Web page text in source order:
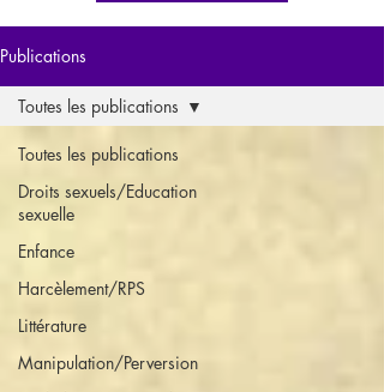
Publications
Toutes les publications
Droits sexuels/Education
sexuelle
Enfance
Harcèlement/RPS
Littérature
Manipulation/Perversion
Toutes les publications